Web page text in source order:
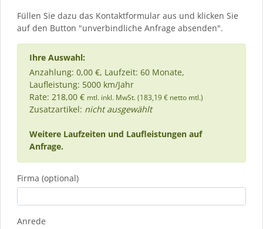
Füllen Sie dazu das Kontaktformular aus und klicken Sie
auf den Button "unverbindliche Anfrage absenden".
Ihre Auswahl:
Anzahlung: 0,00 €, Laufzeit: 60 Monate,
Laufleistung: 5000 km/Jahr
Rate: 218,00 € mtl. inkl. MwSt. (183,19 € netto mtl.)
Zusatzartikel: nicht ausgewählt
Weitere Laufzeiten und Laufleistungen auf
Anfrage.
Firma (optional)
Anrede